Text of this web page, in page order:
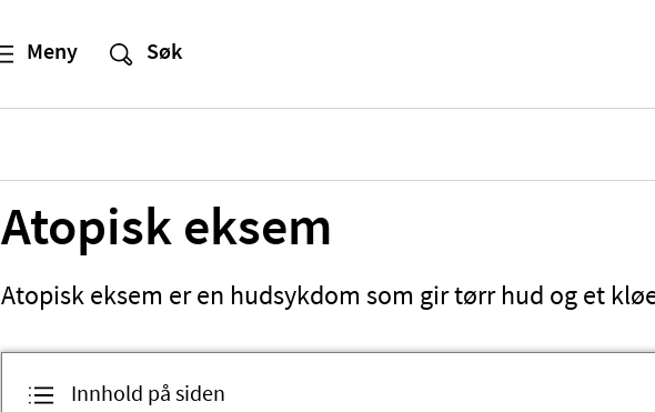
Atopisk eksem
Atopisk eksem er en hudsykdom som gir tørr hud og et
Innhold på siden